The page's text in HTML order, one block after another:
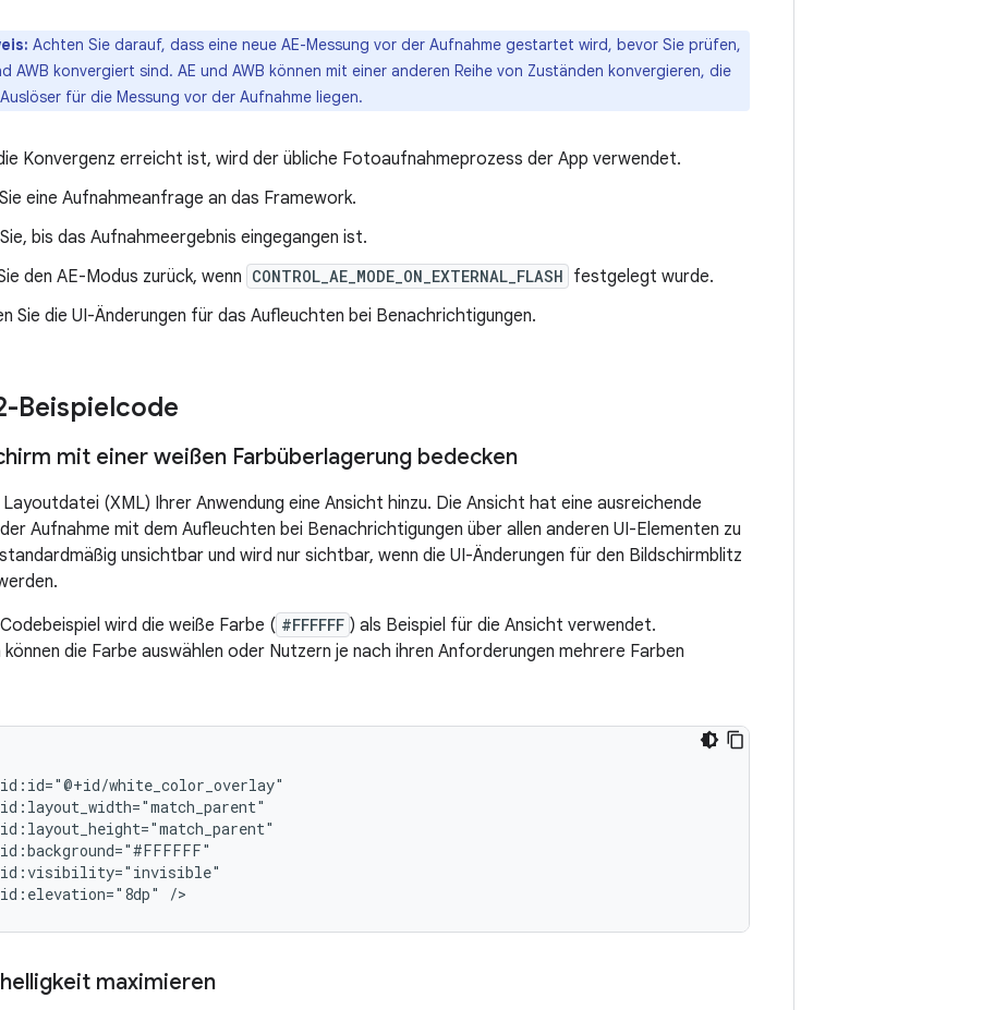
Achten Sie darauf, dass eine neue AE-Messung vor der Aufnahme gestartet wird, bevor Sie prüfen,
AWB konvergiert sind. AE und AWB können mit einer anderen Reihe von Zuständen konvergieren, die
für die Messung vor der Aufnahme liegen.
Konvergenz erreicht ist, wird der übliche Fotoaufnahmeprozess der App verwendet.
eine Aufnahmeanfrage an das Framework.
bis das Aufnahmeergebnis eingegangen ist.
den AE-Modus zurück, wenn CONTROL_AE_MODE_ON_EXTERNAL_FLASH festgelegt wurde.
Sie die UI-Änderungen für das Aufleuchten bei Benachrichtigungen.
Beispielcode
mit einer weißen Farbüberlagerung bedecken
Layoutdatei (XML) Ihrer Anwendung eine Ansicht hinzu. Die Ansicht hat eine ausreichende
Aufnahme mit dem Aufleuchten bei Benachrichtigungen über allen anderen UI-Elementen zu
unsichtbar und wird nur sichtbar, wenn die UI-Änderungen für den Bildschirmblitz
wird die weiße Farbe ( #FFFFFF ) als Beispiel für die Ansicht verwendet.
können die Farbe auswählen oder Nutzern je nach ihren Anforderungen mehrere Farben
/>
maximieren